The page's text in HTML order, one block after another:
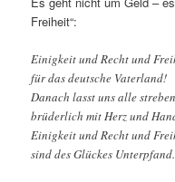
Freiheit“:
Einigkeit und Recht und
für das deutsche Vaterland!
Danach lasst uns alle streben
brüderlich mit Herz und
Einigkeit und Recht und
sind des Glückes Unterpfand.